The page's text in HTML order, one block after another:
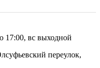
17:00, вс выходной
переулок,